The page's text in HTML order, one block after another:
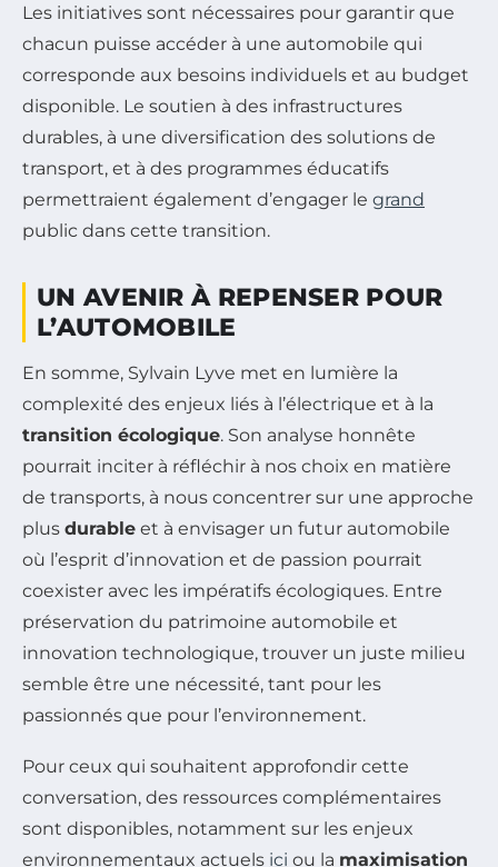
Les initiatives sont nécessaires pour garantir que
chacun puisse accéder à une automobile qui
corresponde aux besoins individuels et au budget
disponible. Le soutien à des infrastructures
durables, à une diversification des solutions de
transport, et à des programmes éducatifs
permettraient également d’engager le grand
public dans cette transition.
UN AVENIR À REPENSER POUR
L’AUTOMOBILE
En somme, Sylvain Lyve met en lumière la
complexité des enjeux liés à l’électrique et à la
transition écologique. Son analyse honnête
pourrait inciter à réfléchir à nos choix en matière
de transports, à nous concentrer sur une approche
plus durable et à envisager un futur automobile
où l’esprit d’innovation et de passion pourrait
coexister avec les impératifs écologiques. Entre
préservation du patrimoine automobile et
innovation technologique, trouver un juste milieu
semble être une nécessité, tant pour les
passionnés que pour l’environnement.
Pour ceux qui souhaitent approfondir cette
conversation, des ressources complémentaires
sont disponibles, notamment sur les enjeux
environnementaux actuels ici ou la maximisation